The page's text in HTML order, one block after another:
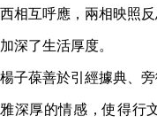
西相互呼應，兩相映照
加深了生活厚度。
楊子葆善於引經據典、
雅深厚的情感，使得行